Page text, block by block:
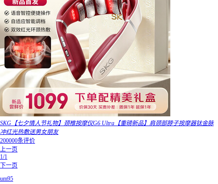
SKG【七夕情人节礼物】颈椎按摩仪G6 Ultra【重磅新品】肩颈部脖子按摩器钛金脉
冲红光热敷送男女朋友
200000条评价
上一页
1/1
下一页
um95